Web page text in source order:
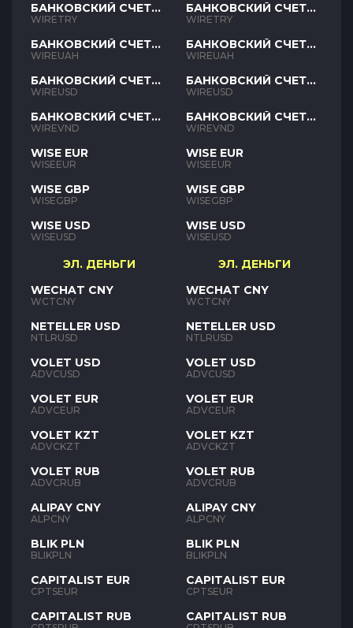
БАНКОВСКИЙ СЧЕТ
TRY
WIRETRY
БАНКОВСКИЙ СЧЕТ
UAH
WIREUAH
БАНКОВСКИЙ СЧЕТ
USD
WIREUSD
БАНКОВСКИЙ СЧЕТ
VND
WIREVND
WISE EUR
WISEEUR
WISE GBP
WISEGBP
WISE USD
WISEUSD
ЭЛ. ДЕНЬГИ
WECHAT CNY
WCTCNY
NETELLER USD
NTLRUSD
VOLET USD
ADVCUSD
VOLET EUR
ADVCEUR
VOLET KZT
ADVCKZT
VOLET RUB
ADVCRUB
ALIPAY CNY
ALPCNY
BLIK PLN
BLIKPLN
CAPITALIST EUR
CPTSEUR
CAPITALIST RUB
БАНКОВСКИЙ СЧЕТ
TRY
WIRETRY
БАНКОВСКИЙ СЧЕТ
UAH
WIREUAH
БАНКОВСКИЙ СЧЕТ
USD
WIREUSD
БАНКОВСКИЙ СЧЕТ
VND
WIREVND
WISE EUR
WISEEUR
WISE GBP
WISEGBP
WISE USD
WISEUSD
ЭЛ. ДЕНЬГИ
WECHAT CNY
WCTCNY
NETELLER USD
NTLRUSD
VOLET USD
ADVCUSD
VOLET EUR
ADVCEUR
VOLET KZT
ADVCKZT
VOLET RUB
ADVCRUB
ALIPAY CNY
ALPCNY
BLIK PLN
BLIKPLN
CAPITALIST EUR
CPTSEUR
CAPITALIST RUB